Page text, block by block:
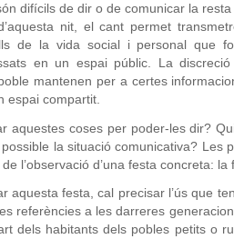
difícils de dir o de comunicar la
nit, el cant permet
de la vida social i personal que
en un espai públic. La
mantenen per a certes
espai compartit.
aquestes coses per poder-les dir?
la situació comunicativa? Les
l’observació d’una festa concreta:
aquesta festa, cal precisar l’ús que
referències a les darreres
dels habitants dels pobles petits o